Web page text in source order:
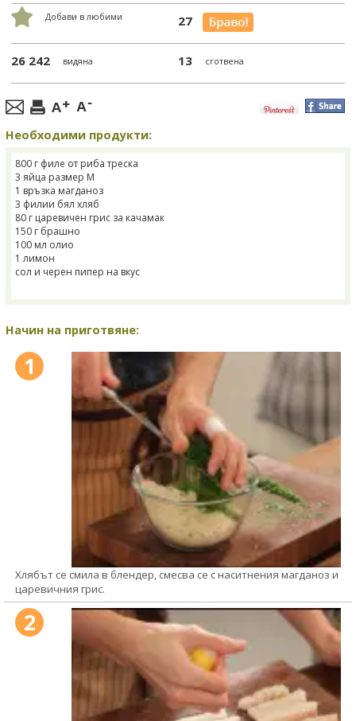
Добави в любими 27
26 242 видяна 13 сготвена
Необходими продукти:
800 г филе от риба треска
3 яйца размер M
1 връзка магданоз
3 филии бял хляб
80 г царевичен грис за качамак
150 г брашно
100 мл олио
1 лимон
сол и черен пипер на вкус
Начин на приготвяне:
1
Хлябът се смила в блендер, смесва се с наситнения магданоз и
царевичния грис.
2